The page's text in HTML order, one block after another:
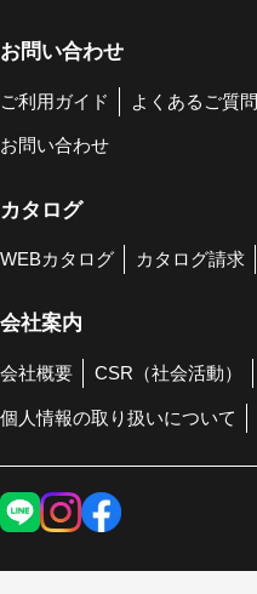
お問い合わせ
ご利用ガイド よくあるご質問
お問い合わせ
カタログ
WEBカタログ カタログ請求
会社案内
会社概要 CSR（社会活動）
個人情報の取り扱いについて